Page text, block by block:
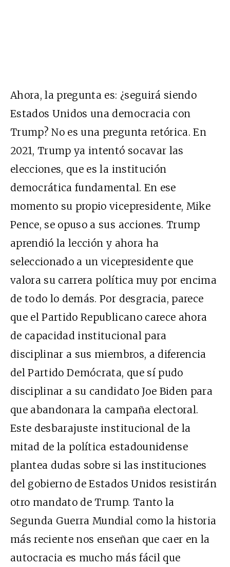
Ahora, la pregunta es: ¿seguirá siendo
Estados Unidos una democracia con
Trump? No es una pregunta retórica. En
2021, Trump ya intentó socavar las
elecciones, que es la institución
democrática fundamental. En ese
momento su propio vicepresidente, Mike
Pence, se opuso a sus acciones. Trump
aprendió la lección y ahora ha
seleccionado a un vicepresidente que
valora su carrera política muy por encima
de todo lo demás. Por desgracia, parece
que el Partido Republicano carece ahora
de capacidad institucional para
disciplinar a sus miembros, a diferencia
del Partido Demócrata, que sí pudo
disciplinar a su candidato Joe Biden para
que abandonara la campaña electoral.
Este desbarajuste institucional de la
mitad de la política estadounidense
plantea dudas sobre si las instituciones
del gobierno de Estados Unidos resistirán
otro mandato de Trump. Tanto la
Segunda Guerra Mundial como la historia
más reciente nos enseñan que caer en la
autocracia es mucho más fácil que